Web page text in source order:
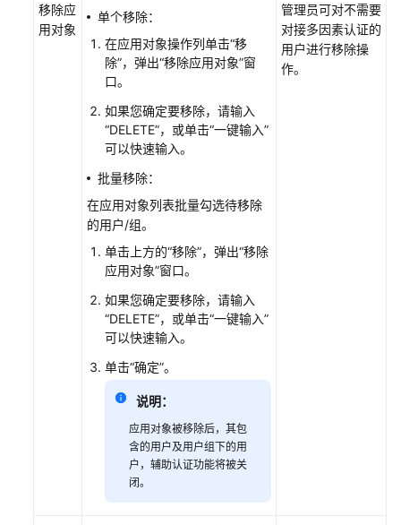
认
证）
企
自
有
证
系
统
证
关
闭
多
因
素
移除应
用对象
单个移除：
在应用对象操作列单击“移
除”，弹出“移除应用对象”窗
口。
如果您确定要移除，请输入
“DELETE”，或单击“一键输入”
可以快速输入。
批量移除：
在应用对象列表批量勾选待移除
的用户/组。
单击上方的“移除”，弹出“移除
应用对象”窗口。
如果您确定要移除，请输入
“DELETE”，或单击“一键输入”
可以快速输入。
单击“确定”。
说明：
应用对象被移除后，其包
含的用户及用户组下的用
户，辅助认证功能将被关
闭。
管理员可对不需要
对接多因素认证的
用户进行移除操
作。